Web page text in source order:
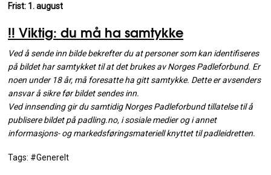
Frist: 1. august
!! Viktig: du må ha samtykke
Ved å sende inn bilde bekrefter du at personer som kan identifiseres
på bildet har samtykket til at det brukes av Norges Padleforbund. Er
noen under 18 år, må foresatte ha gitt samtykke. Dette er avsenders
ansvar å sikre før bildet sendes inn.
Ved innsending gir du samtidig Norges Padleforbund tillatelse til å
publisere bildet på padling.no, i sosiale medier og i annet
informasjons- og markedsføringsmateriell knyttet til padleidretten.
Tags: #Generelt